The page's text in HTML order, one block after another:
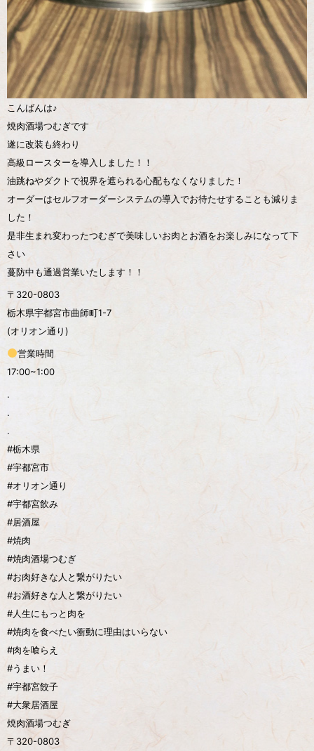
こんばんは♪
焼肉酒場つむぎです
遂に改装も終わり
高級ロースターを導入しました！！
油跳ねやダクトで視界を遮られる心配もなくなりました！
オーダーはセルフオーダーシステムの導入でお待たせすることも減りま
した！
是非生まれ変わったつむぎで美味しいお肉とお酒をお楽しみになって下
さい
蔓防中も通過営業いたします！！
〒320-0803
栃木県宇都宮市曲師町1-7
(オリオン通り)
営業時間
17:00~1:00
.
.
.
#栃木県
#宇都宮市
#オリオン通り
#宇都宮飲み
#居酒屋
#焼肉
#焼肉酒場つむぎ
#お肉好きな人と繋がりたい
#お酒好きな人と繋がりたい
#人生にもっと肉を
#焼肉を食べたい衝動に理由はいらない
#肉を喰らえ
#うまい！
#宇都宮餃子
#大衆居酒屋
焼肉酒場つむぎ
〒320-0803